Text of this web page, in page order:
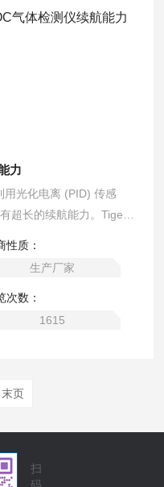
力
用光化电离 (PID) 传感
超长的续航能力。Tiger
性质：
生产厂家
次数：
1615
末页
扫